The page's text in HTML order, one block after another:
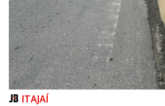
ITAJAÍ